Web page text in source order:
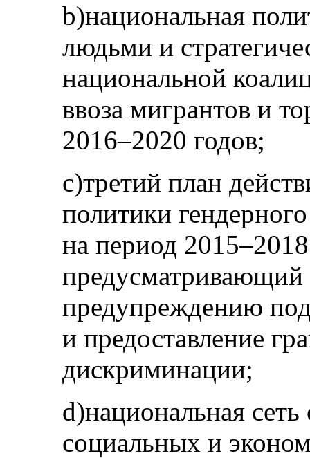
b)национальная
людьми и
национальной
ввоза мигрантов и
2016–2020 годов;
c)третий план
политики
на период
предупреждению
и предоставление
дискриминации;
d)национальная
социальных и